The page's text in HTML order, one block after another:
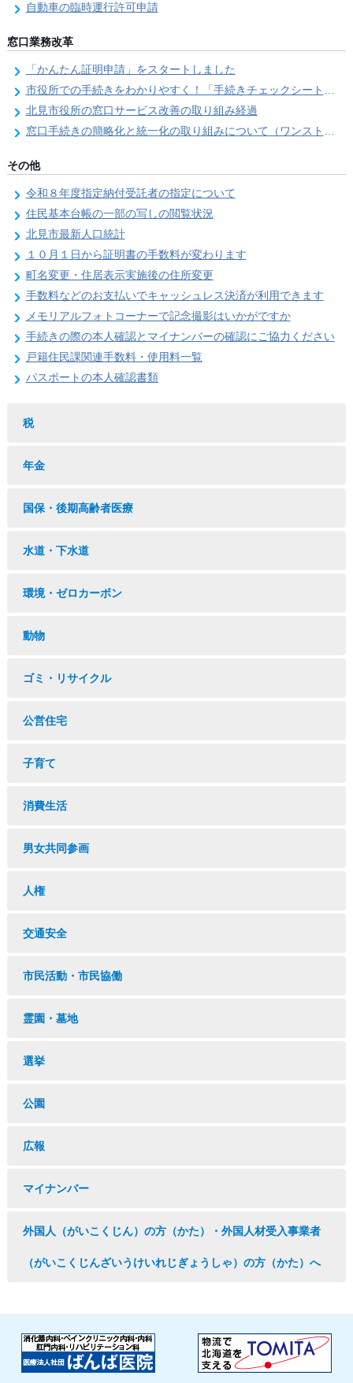
自動車の臨時運行許可申請
窓口業務改革
「かんたん証明申請」をスタートしました
市役所での手続きをわかりやすく！「手続きチェックシート」を導入しました
北見市役所の窓口サービス改善の取り組み経過
窓口手続きの簡略化と統一化の取り組みについて（ワンストップサービス推進事業）
その他
令和８年度指定納付受託者の指定について
住民基本台帳の一部の写しの閲覧状況
北見市最新人口統計
１０月１日から証明書の手数料が変わります
町名変更・住居表示実施後の住所変更
手数料などのお支払いでキャッシュレス決済が利用できます
メモリアルフォトコーナーで記念撮影はいかがですか
手続きの際の本人確認とマイナンバーの確認にご協力ください
戸籍住民課関連手数料・使用料一覧
パスポートの本人確認書類
税
年金
国保・後期高齢者医療
水道・下水道
環境・ゼロカーボン
動物
ゴミ・リサイクル
公営住宅
子育て
消費生活
男女共同参画
人権
交通安全
市民活動・市民協働
霊園・墓地
選挙
公園
広報
マイナンバー
外国人（がいこくじん）の方（かた）・外国人材受入事業者
（がいこくじんざいうけいれじぎょうしゃ）の方（かた）へ